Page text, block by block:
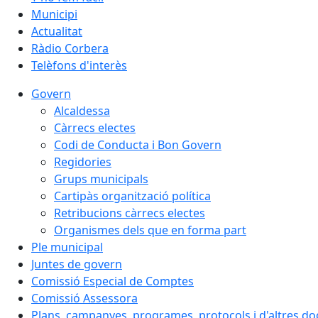
Municipi
Actualitat
Ràdio Corbera
Telèfons d'interès
Govern
Alcaldessa
Càrrecs electes
Codi de Conducta i Bon Govern
Regidories
Grups municipals
Cartipàs organització política
Retribucions càrrecs electes
Organismes dels que en forma part
Ple municipal
Juntes de govern
Comissió Especial de Comptes
Comissió Assessora